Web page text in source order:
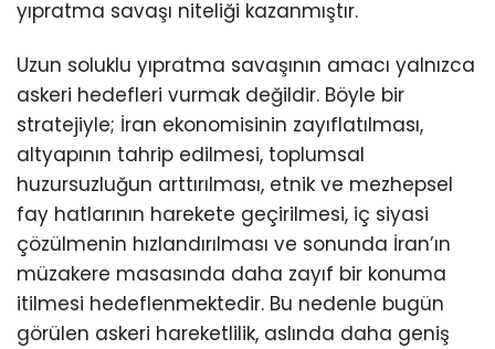
yıpratma savaşı niteliği kazanmıştır.
Uzun soluklu yıpratma savaşının amacı yalnızca
askeri hedefleri vurmak değildir. Böyle bir
stratejiyle; İran ekonomisinin zayıflatılması,
altyapının tahrip edilmesi, toplumsal
huzursuzluğun arttırılması, etnik ve mezhepsel
fay hatlarının harekete geçirilmesi, iç siyasi
çözülmenin hızlandırılması ve sonunda İran’ın
müzakere masasında daha zayıf bir konuma
itilmesi hedeflenmektedir. Bu nedenle bugün
görülen askeri hareketlilik, aslında daha geniş